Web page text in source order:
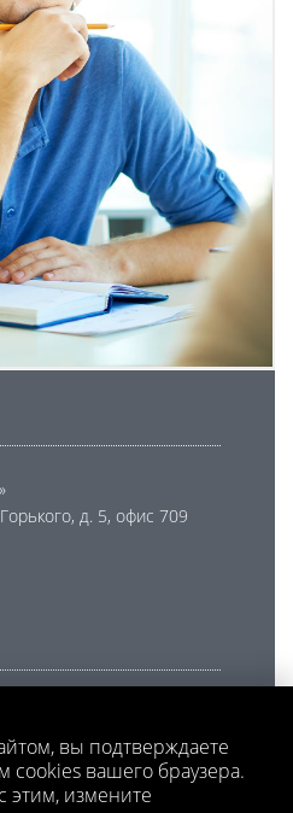
д. 5, офис 709
вы подтверждаете
cookies вашего браузера.
этим, измените